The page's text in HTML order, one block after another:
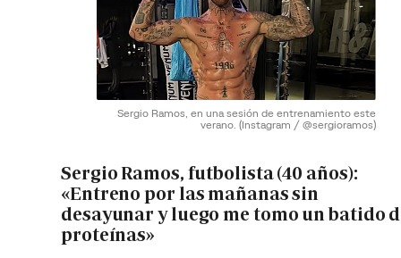
Sergio Ramos, en una sesión de entrenamiento este
verano. (Instagram / @sergioramos)
Sergio Ramos, futbolista (40 años):
«Entreno por las mañanas sin
desayunar y luego me tomo un batido
proteínas»